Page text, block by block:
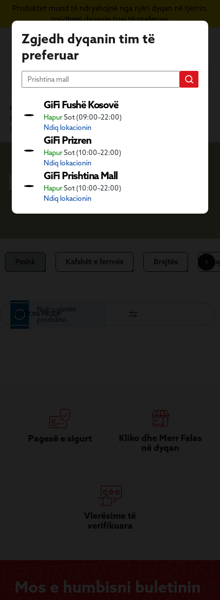
Kapërce te përmbajtja kryesore
Produktet mund të ndryshojnë nga njëri dyqan në tjetrin,
zgjidheni dyqanin tuaj të preferuar
Zgjedh dyqanin tim të
preferuar
GiFi Fushë Kosovë
HapurSot (09:00–22:00)
Ndiq lokacionin
GiFi Prizren
HapurSot (10:00–22:00)
Ndiq lokacionin
GiFi Prishtina Mall
HapurSot (10:00–22:00)
Ndiq lokacionin
Kategoritë GiFi
Ambient i jashtëm dhe dyqani i kafshëve
Dyqani i kafshëve shtëpiake
Zogj, peshqi dhe kafshë ferme
Peshk
Kafshët e fermës Brejtës
FILTRONI PRODUKTET
Nuk u gjetën
produkte.
Pagesë e sigurt
Kliko dhe Merr Falas
në dyqan
Vlerësime të
verifikuara
Mos e humbisni buletinin